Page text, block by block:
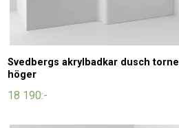
Svedbergs akrylbadkar dusch torne
höger
18 190:-